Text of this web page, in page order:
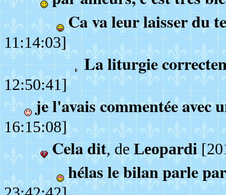
Ca va leur laisser du
11:14:03]
La liturgie
12:50:41]
je l'avais commentée avec
16:15:08]
Cela dit, de Leopardi
hélas le bilan parle